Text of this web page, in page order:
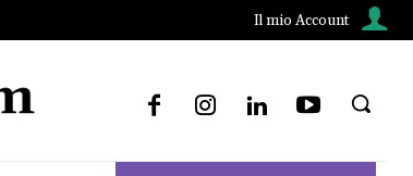
Il mio Account